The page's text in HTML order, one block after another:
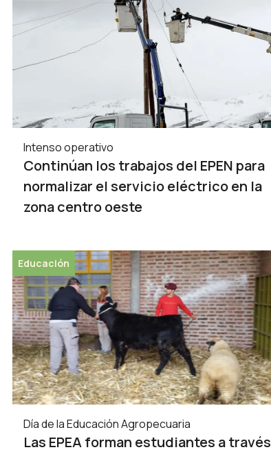
Intenso operativo
Continúan los trabajos del EPEN para
normalizar el servicio eléctrico en la
zona centro oeste
Educación
Día de la Educación Agropecuaria
Las EPEA forman estudiantes a través